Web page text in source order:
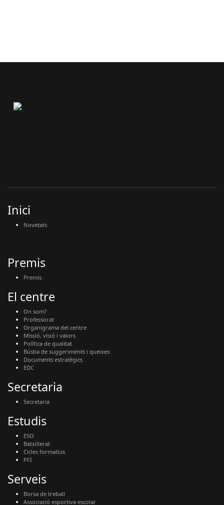
Inici
Novetats
Premis
Premis
El centre
On som?
Professorat
Organigrama del centre
Missió, visió i valors
Política de qualitat
Bústia de suggeriments i queixes
Documents estratègics
EDC
Secretaria
Secretaria
Estudis
ESO
Batxillerat
Cicles formatius
PFI
Serveis
Borsa de treball
Associació esportiva escolar